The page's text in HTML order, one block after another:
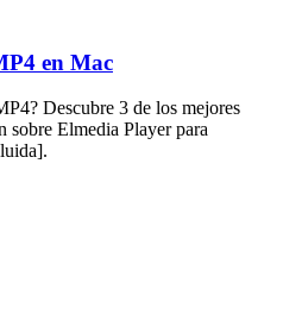
en Mac
Descubre 3 de los mejores
sobre Elmedia Player para